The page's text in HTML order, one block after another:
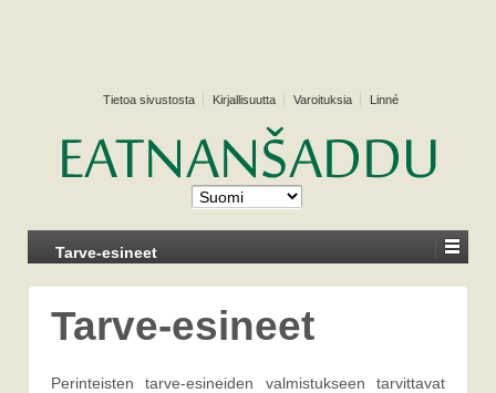
Tietoa sivustosta Kirjallisuutta Varoituksia Linné
Tarve-esineet
Tarve-esineet
Perinteisten tarve-esineiden valmistukseen tarvittavat